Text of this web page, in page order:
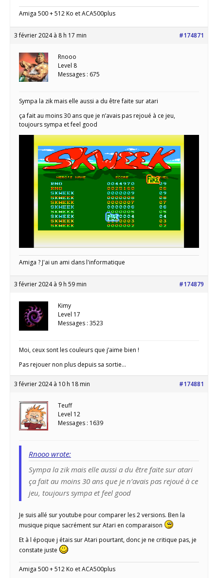
Amiga 500 + 512 Ko et ACA500plus
3 février 2024 à 8 h 17 min #174871
Rnooo
Level 8
Messages : 675
Sympa la zik mais elle aussi a du être faite sur atari
ça fait au moins 30 ans que je n’avais pas rejoué à ce jeu,
toujours sympa et feel good
Amiga ? J'ai un ami dans l'informatique
3 février 2024 à 9 h 59 min #174879
Kimy
Level 17
Messages : 3523
Moi, ceux sont les couleurs que j’aime bien !
Pas rejouer non plus depuis sa sortie…
3 février 2024 à 10 h 18 min #174881
Teuff
Level 12
Messages : 1639
Rnooo wrote:
Sympa la zik mais elle aussi a du être faite sur atari
ça fait au moins 30 ans que je n’avais pas rejoué à ce
jeu, toujours sympa et feel good
Je suis allé sur youtube pour comparer les 2 versions. Ben la
musique pique sacrément sur Atari en comparaison
Et à l époque j étais sur Atari pourtant, donc je ne critique pas, je
constate juste
Amiga 500 + 512 Ko et ACA500plus